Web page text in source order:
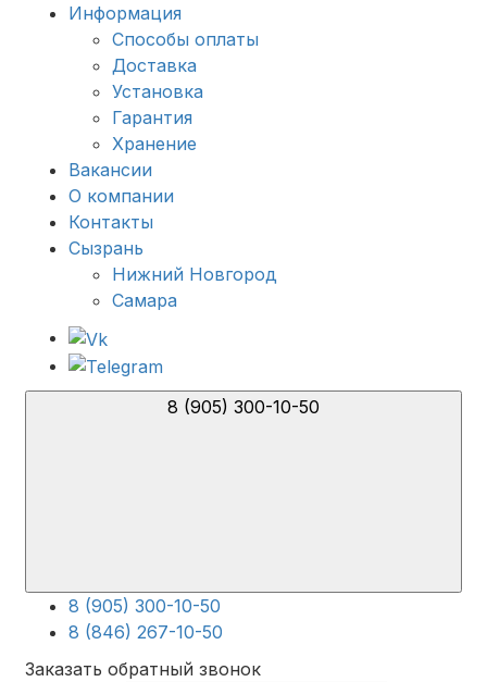
Информация
Способы оплаты
Доставка
Установка
Гарантия
Хранение
Вакансии
О компании
Контакты
Сызрань
Нижний Новгород
Самара
8 (905) 300-10-50
8 (846) 267-10-50
Заказать обратный звонок